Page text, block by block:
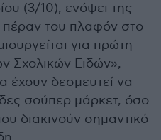
(3/10), ενόψει της
πέραν του πλαφόν στο
για πρώτη
Σχολικών Ειδών»,
έχουν δεσμευτεί να
σούπερ μάρκετ, όσο
διακινούν σημαντικό